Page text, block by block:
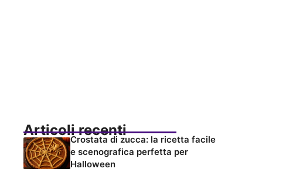
Articoli recenti
Crostata di zucca: la ricetta facile
e scenografica perfetta per
Halloween